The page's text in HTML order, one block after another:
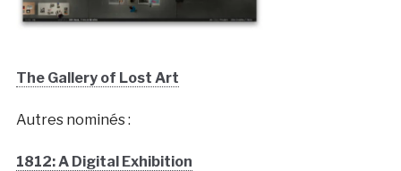
The Gallery of Lost Art
Autres nominés :
1812: A Digital Exhibition